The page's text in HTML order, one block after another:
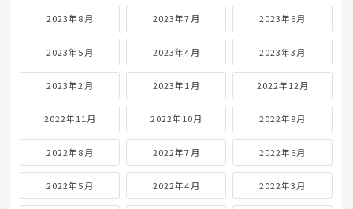
2023年8月 2023年7月 2023年6月
2023年5月 2023年4月 2023年3月
2023年2月 2023年1月 2022年12月
2022年11月 2022年10月 2022年9月
2022年8月 2022年7月 2022年6月
2022年5月 2022年4月 2022年3月